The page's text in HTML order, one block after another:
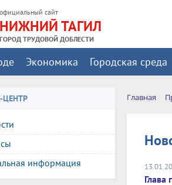
официальный сайт
НИЖНИЙ ТАГИЛ
ГОРОД ТРУДОВОЙ ДОБЛЕСТИ
Экономика Городская среда
ЦЕНТР
информация
Главная
Глава